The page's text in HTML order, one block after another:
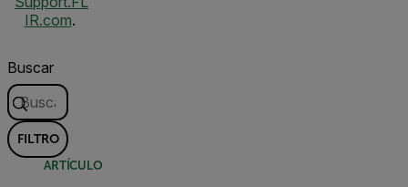
IR.com.
Buscar
FILTRO
ARTÍCULO